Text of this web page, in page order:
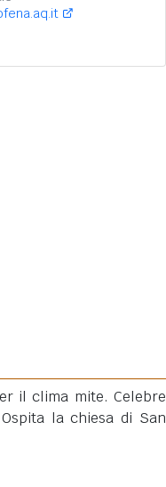
il clima mite. Celebre
la chiesa di San